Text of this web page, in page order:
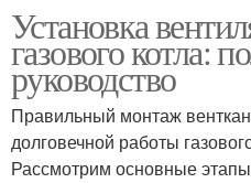
Установка
газового котла:
руководство
Правильный монтаж
долговечной работы
Рассмотрим основные